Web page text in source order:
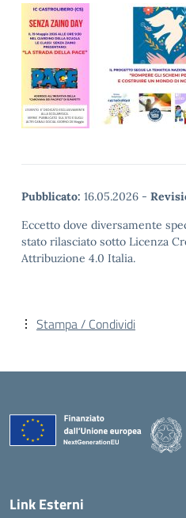
Pubblicato: 16.05.2026 -
Eccetto dove diversamente
stato rilasciato sotto Licenza
Attribuzione 4.0 Italia.
Stampa / Condividi
Link Esterni